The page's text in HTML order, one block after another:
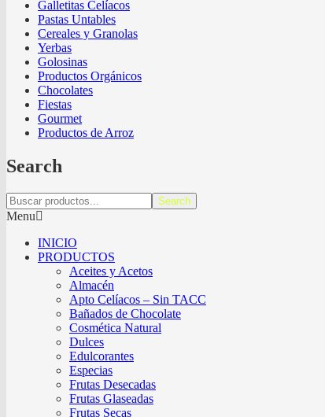
Galletitas Celíacos
Pastas Untables
Cereales y Granolas
Yerbas
Golosinas
Productos Orgánicos
Chocolates
Fiestas
Gourmet
Productos de Arroz
Search
Search
Menu
INICIO
PRODUCTOS
Aceites y Acetos
Almacén
Apto Celíacos – Sin TACC
Bañados de Chocolate
Cosmética Natural
Dulces
Edulcorantes
Especias
Frutas Desecadas
Frutas Glaseadas
Frutas Secas